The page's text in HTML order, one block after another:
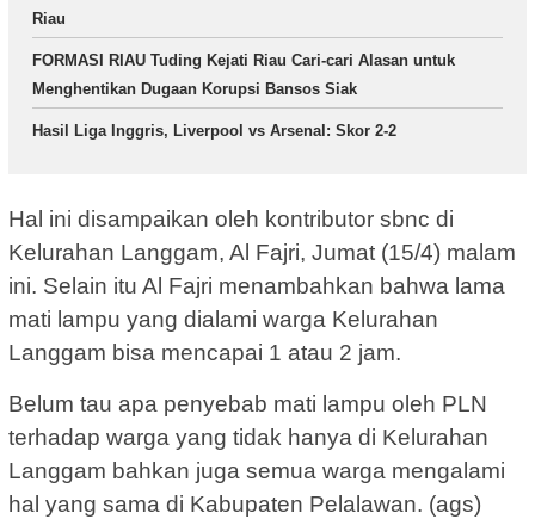
Riau
FORMASI RIAU Tuding Kejati Riau Cari-cari Alasan untuk
Menghentikan Dugaan Korupsi Bansos Siak
Hasil Liga Inggris, Liverpool vs Arsenal: Skor 2-2
Hal ini disampaikan oleh kontributor sbnc di
Kelurahan Langgam, Al Fajri, Jumat (15/4) malam
ini. Selain itu Al Fajri menambahkan bahwa lama
mati lampu yang dialami warga Kelurahan
Langgam bisa mencapai 1 atau 2 jam.
Belum tau apa penyebab mati lampu oleh PLN
terhadap warga yang tidak hanya di Kelurahan
Langgam bahkan juga semua warga mengalami
hal yang sama di Kabupaten Pelalawan. (ags)